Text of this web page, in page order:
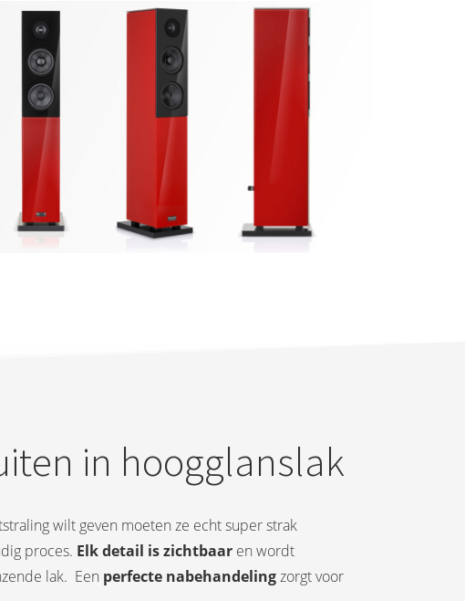
in hoogglanslak
wilt geven moeten ze echt super strak
proces. Elk detail is zichtbaar en wordt
lak. Een perfecte nabehandelingzorgt voor